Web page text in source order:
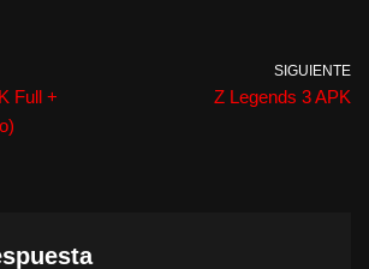
Full +
SIGUIENTE
Z Legends 3 APK